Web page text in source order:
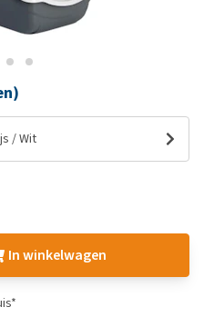
/ Wit
In winkelwagen